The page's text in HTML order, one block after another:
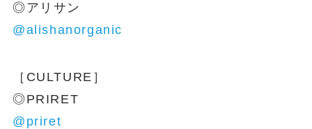
◎アリサン
@alishanorganic
［CULTURE］
◎PRIRET
@priret